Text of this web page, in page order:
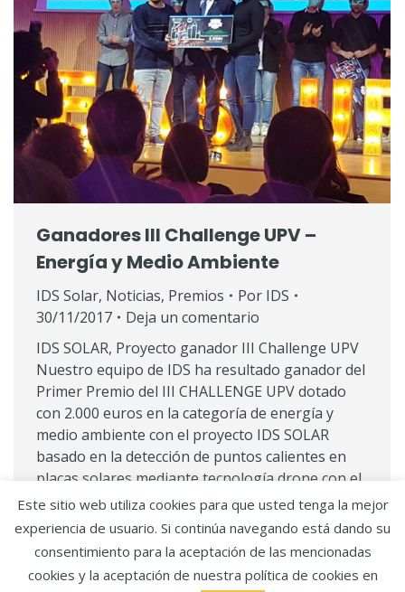
Ganadores III Challenge UPV –
Energía y Medio Ambiente
IDS Solar, Noticias, Premios Por IDS
30/11/2017
Deja un comentario
IDS SOLAR, Proyecto ganador III Challenge UPV
Nuestro equipo de IDS ha resultado ganador del
Primer Premio del III CHALLENGE UPV dotado
con 2.000 euros en la categoría de energía y
medio ambiente con el proyecto IDS SOLAR
basado en la detección de puntos calientes en
placas solares mediante tecnología drone con el
objetivo último…
Copyright IDS.Aviso legal y política de privacidad·
Este sitio web utiliza cookies para que usted tenga la mejor
experiencia de usuario. Si continúa navegando está dando su
consentimiento para la aceptación de las mencionadas
cookies y la aceptación de nuestra política de cookies en